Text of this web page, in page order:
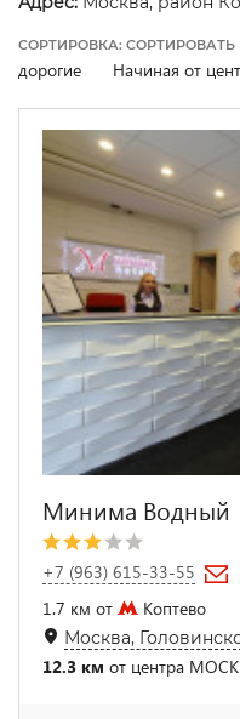
СОРТИРОВКА: СОРТИРОВАТЬ
дорогие
Начиная от
Минима Водный
+7 (963) 615-33-55
1.7 км от
Коптево
Москва,
12.3 км от центра